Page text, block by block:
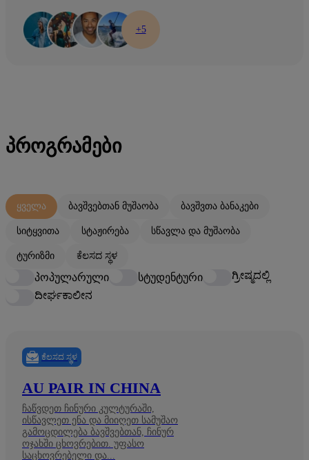
+5
ᲞᲠᲝᲒᲠᲐᲛᲔᲑᲘ
ყველა ბავშვებთან მუშაობა ბავშვთა ბანაკები
სიტყვითა სტაჟირება სწავლა და მუშაობა
ტურიზმი ಕೆಲಸದ ಸ್ಥಳ
პოპულარული სტუდენტური
ಗ್ರೀಷ್ಮದಲ್ಲಿ
ದೀರ್ಘಕಾಲೀನ
ಕೆಲಸದ ಸ್ಥಳ
AU PAIR IN CHINA
ჩაწვდეთ ჩინური კულტურაში,
ისწავლეთ ენა და მიიღეთ სამუშაო
გამოცდილება ბავშვებთან, ჩინურ
ოჯახში ცხოვრებით. უფასო
საცხოვრებელი და...